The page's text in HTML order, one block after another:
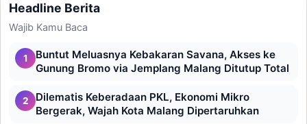
Headline Berita
Wajib Kamu Baca
1
Buntut Meluasnya Kebakaran Savana, Akses ke
Gunung Bromo via Jemplang Malang Ditutup Total
2
Dilematis Keberadaan PKL, Ekonomi Mikro
Bergerak, Wajah Kota Malang Dipertaruhkan